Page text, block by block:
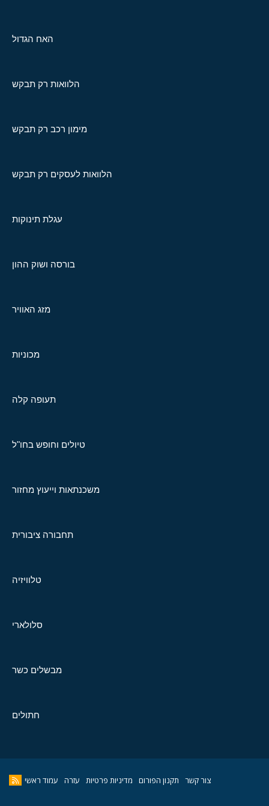
האח הגדול
הלוואות רק תבקש
מימון רכב רק תבקש
הלוואות לעסקים רק תבקש
עגלת תינוקות
בורסה ושוק ההון
מזג האוויר
מכוניות
תעופה קלה
טיולים וחופש בחו"ל
משכנתאות וייעוץ מחזור
תחבורה ציבורית
טלוויזיה
סלולארי
מבשלים כשר
חתולים
צור קשר תקנון הפורום מדיניות פרטיות עזרה עמוד ראשי